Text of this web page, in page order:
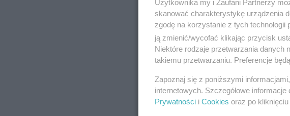
Użytkownika my i Zaufani Partnerzy
skanować charakterystykę urządzenia
zgodę na korzystanie z tych technologii
ją zmienić/wycofać klikając przycisk
Niektóre rodzaje przetwarzania danych
takiemu przetwarzaniu. Preferencje
Zapoznaj się z poniższymi
internetowych. Szczegółowe
Prywatności i Cookies oraz po kliknięciu